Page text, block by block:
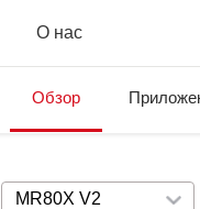
О нас
Обзор
MR80X V2 Press enter